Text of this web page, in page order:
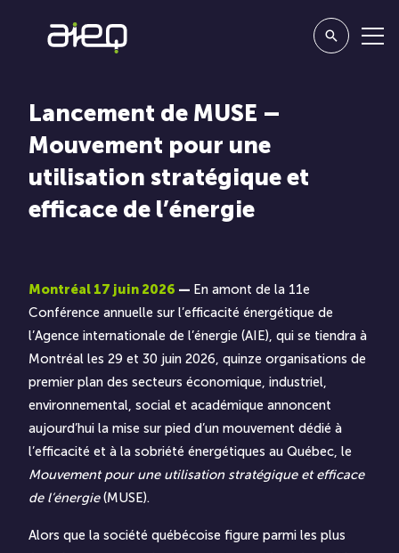
Lancement de MUSE –
Mouvement pour une
utilisation stratégique et
efficace de l’énergie
Montréal 17 juin 2026 — En amont de la 11e
Conférence annuelle sur l’efficacité énergétique de
l’Agence internationale de l’énergie (AIE), qui se tiendra à
Montréal les 29 et 30 juin 2026, quinze organisations de
premier plan des secteurs économique, industriel,
environnemental, social et académique annoncent
aujourd’hui la mise sur pied d’un mouvement dédié à
l’efficacité et à la sobriété énergétiques au Québec, le
Mouvement pour une utilisation stratégique et efficace
de l’énergie(MUSE).
Alors que la société québécoise figure parmi les plus